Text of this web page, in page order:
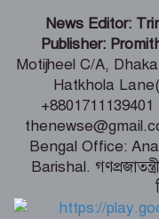
News Editor:
Publisher:
Motijheel C/A,
Hatkhola
Bengal Office:
Barishal.